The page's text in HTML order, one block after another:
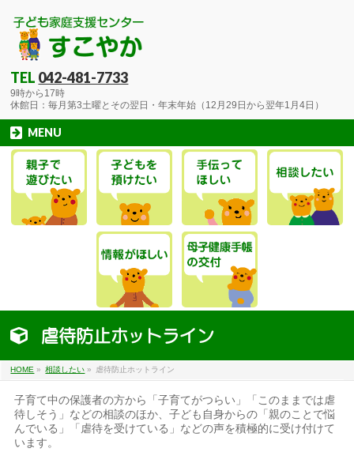
TEL 042-481-7733
9時から17時
休館日：毎月第3土曜とその翌日・年末年始（12月29日から翌年1月4日）
MENU
虐待防止ホットライン
HOME » 相談したい » 虐待防止ホットライン
子育て中の保護者の方から「子育てがつらい」「このままでは虐
待しそう」などの相談のほか、子ども自身からの「親のことで悩
んでいる」「虐待を受けている」などの声を積極的に受け付けて
います。